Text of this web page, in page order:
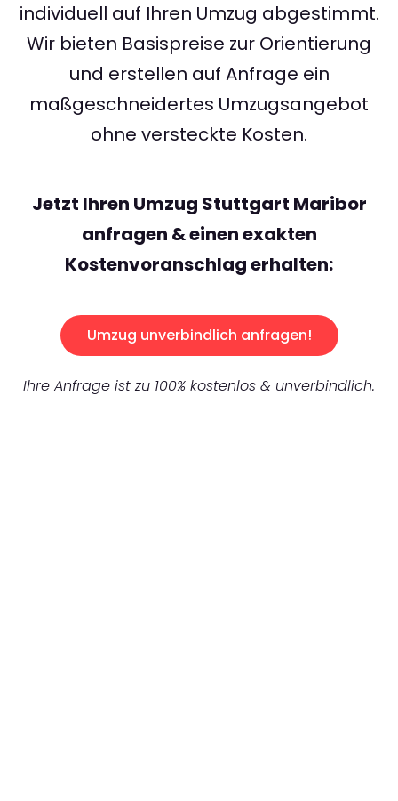
individuell auf Ihren Umzug abgestimmt.
Wir bieten Basispreise zur Orientierung
und erstellen auf Anfrage ein
maßgeschneidertes Umzugsangebot
ohne versteckte Kosten.
Jetzt Ihren Umzug Stuttgart Maribor
anfragen & einen exakten
Kostenvoranschlag erhalten:
Umzug unverbindlich anfragen!
Ihre Anfrage ist zu 100% kostenlos & unverbindlich.